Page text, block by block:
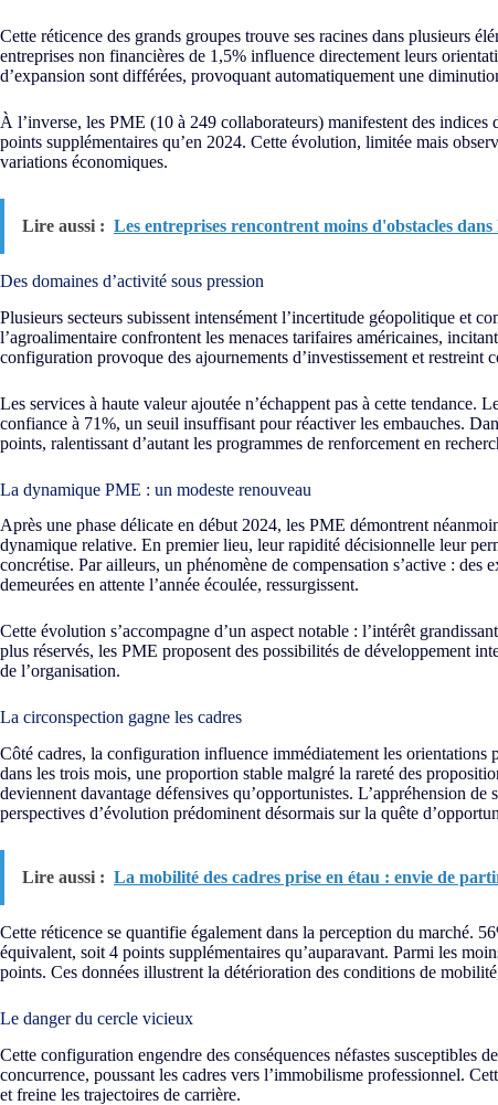
Cette réticence des grands groupes trouve ses racines dans plusieurs
entreprises non financières de 1,5% influence directement leurs
d’expansion sont différées, provoquant automatiquement une
À l’inverse, les PME (10 à 249 collaborateurs) manifestent des indices
points supplémentaires qu’en 2024. Cette évolution, limitée mais
variations économiques.
Lire aussi : Les entreprises rencontrent moins d'obstacles
Des domaines d’activité sous pression
Plusieurs secteurs subissent intensément l’incertitude géopolitique et
l’agroalimentaire confrontent les menaces tarifaires américaines,
configuration provoque des ajournements d’investissement et restreint
Les services à haute valeur ajoutée n’échappent pas à cette tendance.
confiance à 71%, un seuil insuffisant pour réactiver les embauches.
points, ralentissant d’autant les programmes de renforcement en
La dynamique PME : un modeste renouveau
Après une phase délicate en début 2024, les PME démontrent
dynamique relative. En premier lieu, leur rapidité décisionnelle leur
concrétise. Par ailleurs, un phénomène de compensation s’active : des
demeurées en attente l’année écoulée, ressurgissent.
Cette évolution s’accompagne d’un aspect notable : l’intérêt
plus réservés, les PME proposent des possibilités de développement
de l’organisation.
La circonspection gagne les cadres
Côté cadres, la configuration influence immédiatement les orientations
dans les trois mois, une proportion stable malgré la rareté des
deviennent davantage défensives qu’opportunistes. L’appréhension de
perspectives d’évolution prédominent désormais sur la quête
Lire aussi : La mobilité des cadres prise en étau : envie de
Cette réticence se quantifie également dans la perception du marché.
équivalent, soit 4 points supplémentaires qu’auparavant. Parmi les
points. Ces données illustrent la détérioration des conditions de
Le danger du cercle vicieux
Cette configuration engendre des conséquences néfastes susceptibles
concurrence, poussant les cadres vers l’immobilisme professionnel.
et freine les trajectoires de carrière.